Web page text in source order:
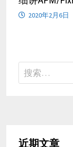
2020年2月6日
搜
索：
近期文章